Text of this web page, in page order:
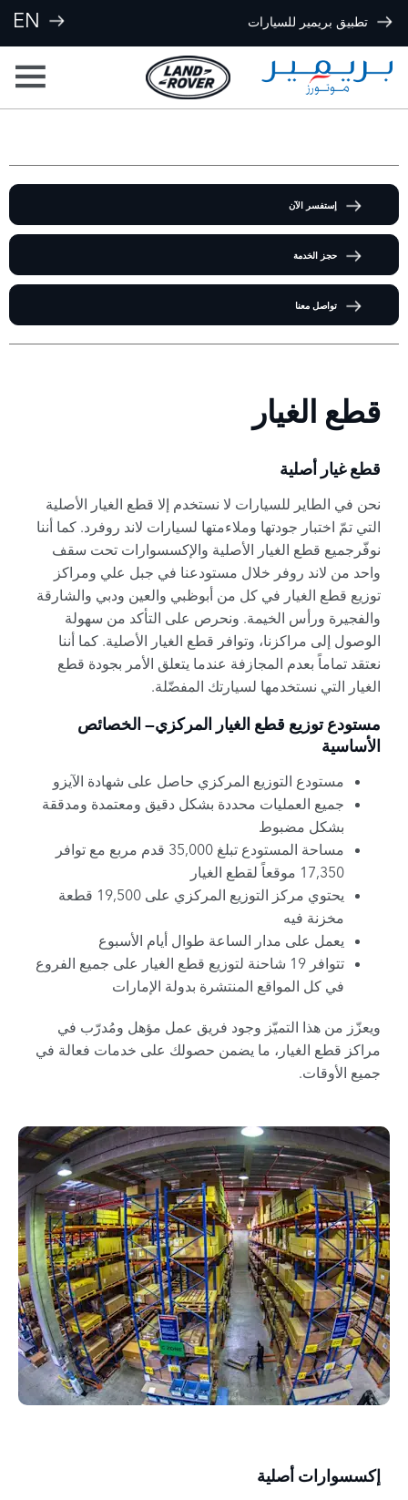
EN تطبيق بريمير للسيارات
إستفسر الآن
حجز الخدمة
تواصل معنا
قطع الغيار
قطع غيار أصلية
نحن في الطاير للسيارات لا نستخدم إلا قطع الغيار الأصلية
التي تمّ اختبار جودتها وملاءمتها لسيارات لاند روفرد. كما أننا
نوفّرجميع قطع الغيار الأصلية والإكسسوارات تحت سقف
واحد من لاند روفر خلال مستودعنا في جبل علي ومراكز
توزيع قطع الغيار في كل من أبوظبي والعين ودبي والشارقة
والفجيرة ورأس الخيمة. ونحرص على التأكد من سهولة
الوصول إلى مراكزنا، وتوافر قطع الغيار الأصلية. كما أننا
نعتقد تماماً بعدم المجازفة عندما يتعلق الأمر بجودة قطع
الغيار التي نستخدمها لسيارتك المفضّلة.
مستودع توزيع قطع الغيار المركزي – الخصائص
الأساسية
مستودع التوزيع المركزي حاصل على شهادة الآيزو
جميع العمليات محددة بشكل دقيق ومعتمدة ومدققة
بشكل مضبوط
مساحة المستودع تبلغ 35,000 قدم مربع مع توافر
17,350 موقعاً لقطع الغيار
يحتوي مركز التوزيع المركزي على 19,500 قطعة
مخزنة فيه
يعمل على مدار الساعة طوال أيام الأسبوع
تتوافر 19 شاحنة لتوزيع قطع الغيار على جميع الفروع
في كل المواقع المنتشرة بدولة الإمارات
ويعزّز من هذا التميّز وجود فريق عمل مؤهل ومُدرّب في
مراكز قطع الغيار، ما يضمن حصولك على خدمات فعالة في
جميع الأوقات.
إكسسوارات أصلية